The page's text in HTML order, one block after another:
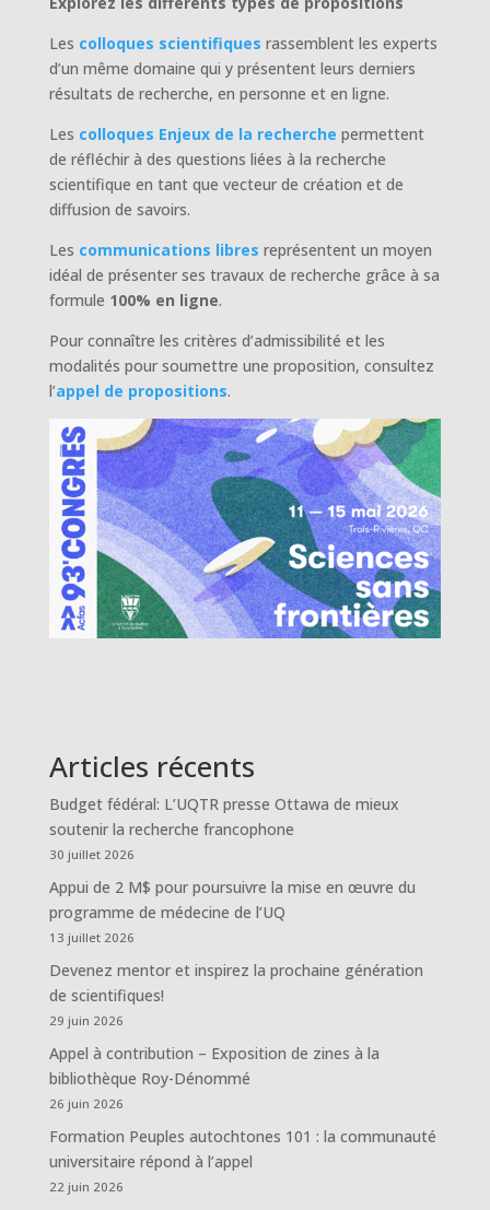
Les colloques scientifiques rassemblent les experts
d’un même domaine qui y présentent leurs derniers
résultats de recherche, en personne et en ligne.
Les colloques Enjeux de la recherche permettent
de réfléchir à des questions liées à la recherche
scientifique en tant que vecteur de création et de
diffusion de savoirs.
Les communications libres représentent un moyen
idéal de présenter ses travaux de recherche grâce à sa
formule 100% en ligne.
Pour connaître les critères d’admissibilité et les
modalités pour soumettre une proposition, consultez
l’appel de propositions.
Articles récents
Budget fédéral: L’UQTR presse Ottawa de mieux
soutenir la recherche francophone
30 juillet 2026
Appui de 2 M$ pour poursuivre la mise en œuvre du
programme de médecine de l’UQ
13 juillet 2026
Devenez mentor et inspirez la prochaine génération
de scientifiques!
29 juin 2026
Appel à contribution – Exposition de zines à la
bibliothèque Roy-Dénommé
26 juin 2026
Formation Peuples autochtones 101 : la communauté
universitaire répond à l’appel
22 juin 2026